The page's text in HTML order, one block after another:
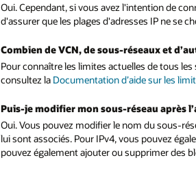
Oui. Cependant, si vous avez l'intention de
d'assurer que les plages d'adresses IP ne se
Combien de VCN, de sous-réseaux et
Pour connaître les limites actuelles de tous
consultez la Documentation d’aide sur les
Puis-je modifier mon sous-réseau après
Oui. Vous pouvez modifier le nom du sous-
lui sont associés. Pour IPv4, vous pouvez
pouvez également ajouter ou supprimer des